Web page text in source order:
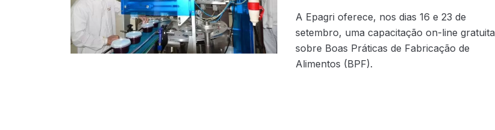
A Epagri oferece, nos dias 16 e 23 de
setembro, uma capacitação on-line gratuita
sobre Boas Práticas de Fabricação de
Alimentos (BPF).